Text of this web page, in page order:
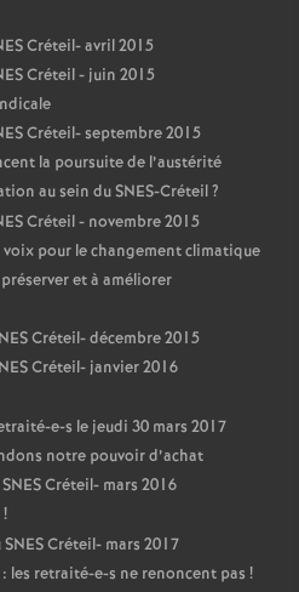
Créteil- avril 2015
Créteil - juin 2015
Créteil- septembre 2015
la poursuite de l’austérité
au sein duSNES-Créteil?
Créteil - novembre 2015
pour le changement climatique
et à améliorer
Créteil- décembre 2015
Créteil- janvier 2016
e-s le jeudi 30 mars 2017
notre pouvoir d’achat
SNESCréteil- mars 2016
!
SNESCréteil- mars 2017
les retraité-e-s ne renoncent pas !